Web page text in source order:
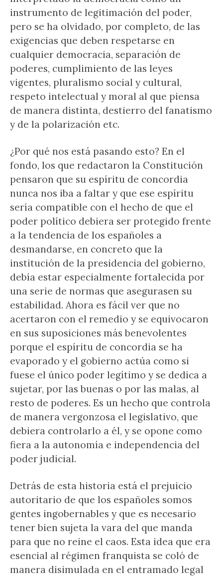
instrumento de legitimación del poder,
pero se ha olvidado, por completo, de las
exigencias que deben respetarse en
cualquier democracia, separación de
poderes, cumplimiento de las leyes
vigentes, pluralismo social y cultural,
respeto intelectual y moral al que piensa
de manera distinta, destierro del fanatismo
y de la polarización etc.
¿Por qué nos está pasando esto? En el
fondo, los que redactaron la Constitución
pensaron que su espíritu de concordia
nunca nos iba a faltar y que ese espíritu
sería compatible con el hecho de que el
poder político debiera ser protegido frente
a la tendencia de los españoles a
desmandarse, en concreto que la
institución de la presidencia del gobierno,
debía estar especialmente fortalecida por
una serie de normas que asegurasen su
estabilidad. Ahora es fácil ver que no
acertaron con el remedio y se equivocaron
en sus suposiciones más benevolentes
porque el espíritu de concordia se ha
evaporado y el gobierno actúa como si
fuese el único poder legítimo y se dedica a
sujetar, por las buenas o por las malas, al
resto de poderes. Es un hecho que controla
de manera vergonzosa el legislativo, que
debiera controlarlo a él, y se opone como
fiera a la autonomía e independencia del
poder judicial.
Detrás de esta historia está el prejuicio
autoritario de que los españoles somos
gentes ingobernables y que es necesario
tener bien sujeta la vara del que manda
para que no reine el caos. Esta idea que era
esencial al régimen franquista se coló de
manera disimulada en el entramado legal